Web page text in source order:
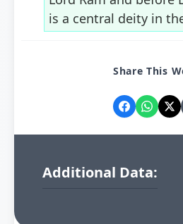
is a central deity in
Share This
Additional Data: